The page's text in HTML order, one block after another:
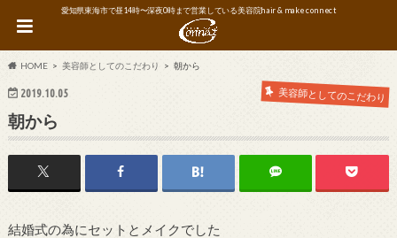
愛知県東海市で昼14時〜深夜0時まで営業している美容院hair & make connect
HOME 美容師としてのこだわり 朝から
2019.10.05 美容師としてのこだわり
朝から
結婚式の為にセットとメイクでした